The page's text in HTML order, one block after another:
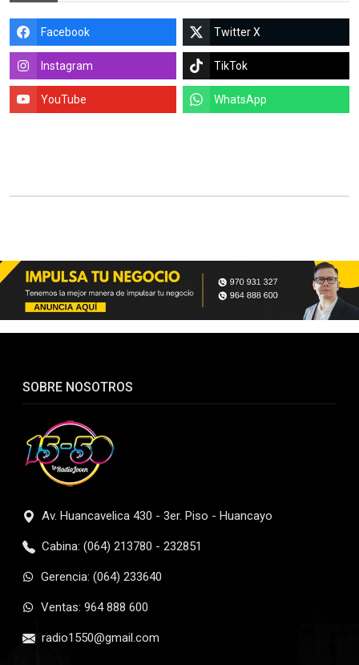
Facebook Twitter X
Instagram TikTok
YouTube WhatsApp
SOBRE NOSOTROS
Av. Huancavelica 430 - 3er. Piso - Huancayo
Cabina: (064) 213780 - 232851
Gerencia: (064) 233640
Ventas: 964 888 600
radio1550@gmail.com